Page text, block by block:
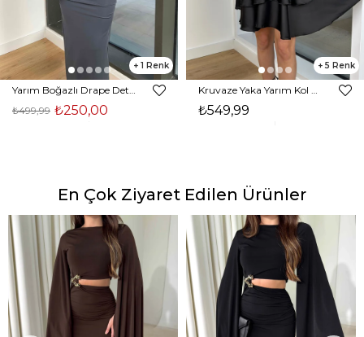
1
₺250,00
₺499,99
5
₺549,99
En Çok Ziyaret Edilen Ürünler